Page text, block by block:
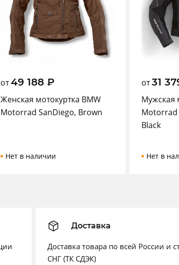
от49 188 ₽
Женская мотокуртка BMW
Motorrad SanDiego, Brown
Нет в наличии
от31
Мужская
Motorrad
Black
Нет в
Доставка
Доставка товара по всей России и
СНГ (ТК СДЭК)